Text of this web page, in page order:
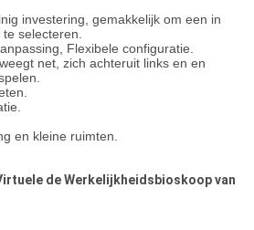
investering, gemakkelijk om een in
selecteren.
Flexibele configuratie.
net, zich achteruit links en en
en kleine ruimten.
de Werkelijkheidsbioskoop van